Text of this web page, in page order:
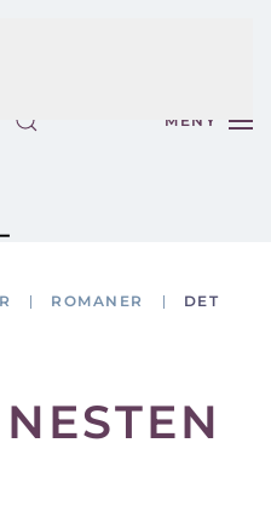
MENY
ROMANER
DET